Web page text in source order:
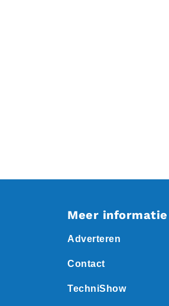
Meer informatie
Adverteren
Contact
TechniShow